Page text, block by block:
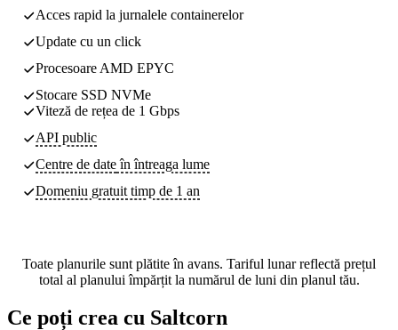
Acces rapid la jurnalele containerelor
Update cu un click
Procesoare AMD EPYC
Stocare SSD NVMe
Viteză de rețea de 1 Gbps
API public
Centre de dateîn întreaga lume
Domeniu gratuit timp de 1 an
Toate planurile sunt plătite în avans. Tariful lunar reflectă prețul
total al planului împărțit la numărul de luni din planul tău.
Ce poți crea cu Saltcorn